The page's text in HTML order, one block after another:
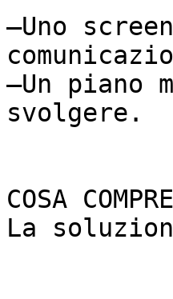
–Uno
–Un piano
svolgere.
COSA
La